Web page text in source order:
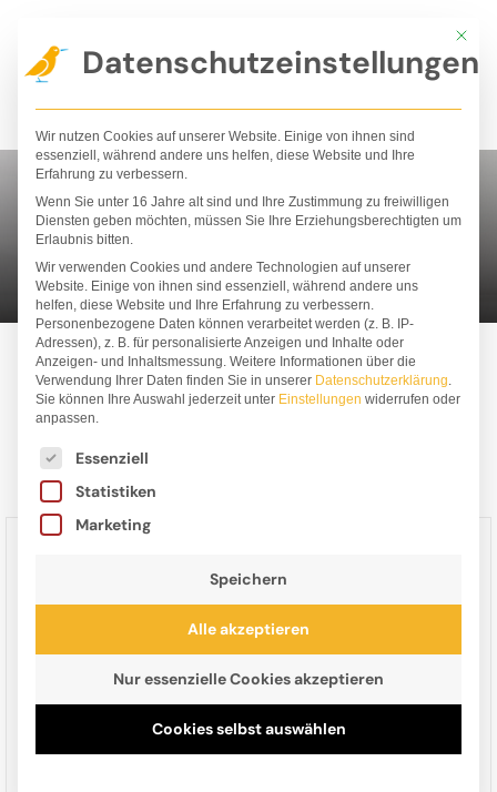
Inhalt
springen
Stofftiere
ALLE
Mit
Datenschutzeinstellungen
Wir nutzen Cookies auf unserer Website. Einige von ihnen sind
essenziell, während andere uns helfen, diese Website und Ihre
Erfahrung zu verbessern.
Wenn Sie unter 16 Jahre alt sind und Ihre Zustimmung zu freiwilligen
Diensten geben möchten, müssen Sie Ihre Erziehungsberechtigten um
Erlaubnis bitten.
Wir verwenden Cookies und andere Technologien auf unserer
Website. Einige von ihnen sind essenziell, während andere uns
helfen, diese Website und Ihre Erfahrung zu verbessern.
Personenbezogene Daten können verarbeitet werden (z. B. IP-
Adressen), z. B. für personalisierte Anzeigen und Inhalte oder
Anzeigen- und Inhaltsmessung. Weitere Informationen über die
Verwendung Ihrer Daten finden Sie in unserer Datenschutzerklärung.
Sie können Ihre Auswahl jederzeit unter Einstellungen widerrufen oder
anpassen.
Es folgt eine Liste der Service-Gruppen, für die
Essenziell
Statistiken
Marketing
Speichern
Alle akzeptieren
Nur essenzielle Cookies akzeptieren
Cookies selbst auswählen